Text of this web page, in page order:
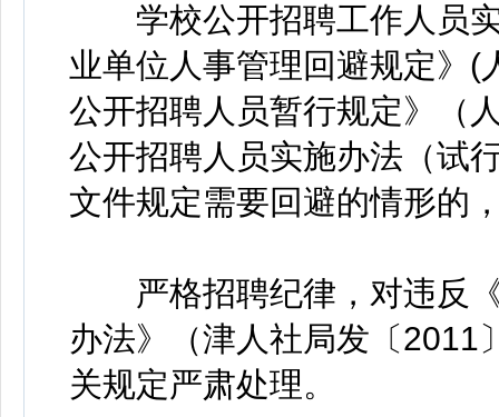
学校公开招聘工作人员实
业单位人事管理回避规定》
公开招聘人员暂行规定》（
公开招聘人员实施办法（试
文件规定需要回避的情形的
严格招聘纪律，对违反《
办法》（津人社局发〔2011
关规定严肃处理。